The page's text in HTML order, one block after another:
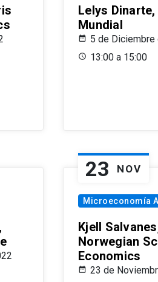
Lelys
Mundial
5 de Diciembre
13:00 a 15:00
23 NOV
Microeconomía
Kjell
Norwegian
Economics
23 de